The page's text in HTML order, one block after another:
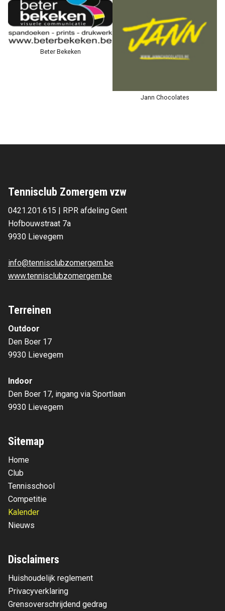
Beter Bekeken
Jann Chocolates
Tennisclub Zomergem vzw
0421.201.615 | RPR afdeling Gent
Hofbouwstraat 7a
9930 Lievegem
info@tennisclubzomergem.be
www.tennisclubzomergem.be
Terreinen
Outdoor
Den Boer 17
9930 Lievegem
Indoor
Den Boer 17, ingang via Sportlaan
9930 Lievegem
Sitemap
Home
Club
Tennisschool
Competitie
Kalender
Nieuws
Disclaimers
Huishoudelijk reglement
Privacyverklaring
Grensoverschrijdend gedrag